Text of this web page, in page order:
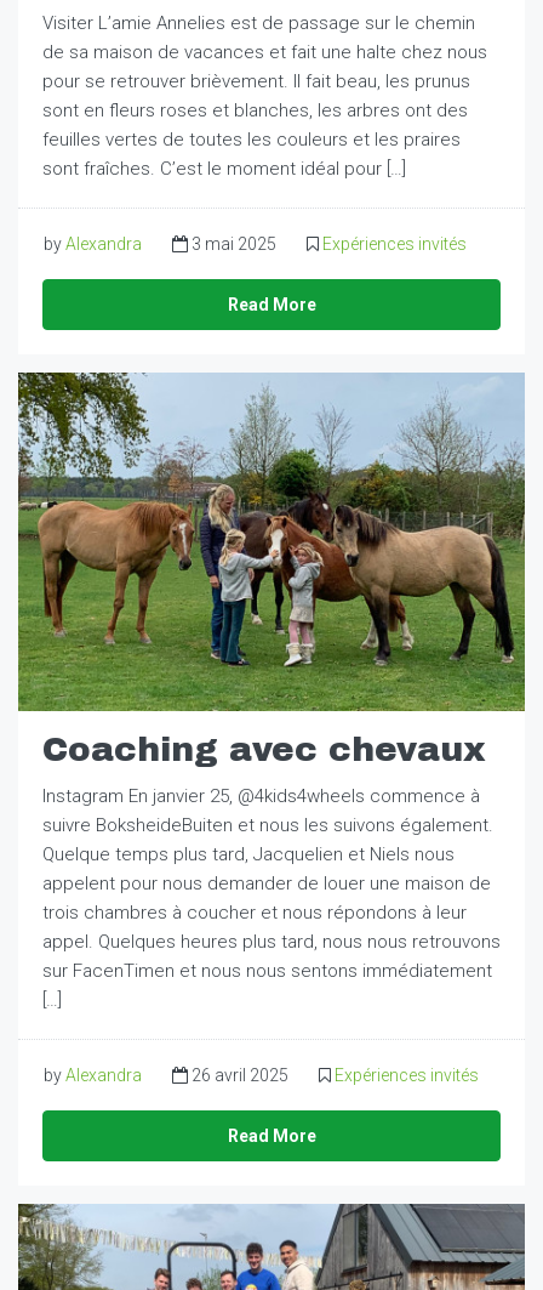
Visiter L’amie Annelies est de passage sur le chemin
de sa maison de vacances et fait une halte chez nous
pour se retrouver brièvement. Il fait beau, les prunus
sont en fleurs roses et blanches, les arbres ont des
feuilles vertes de toutes les couleurs et les praires
sont fraîches. C’est le moment idéal pour […]
byAlexandra 3 mai 2025 Expériences invités
Read More
Coaching avec chevaux
Instagram En janvier 25, @4kids4wheels commence à
suivre BoksheideBuiten et nous les suivons également.
Quelque temps plus tard, Jacquelien et Niels nous
appelent pour nous demander de louer une maison de
trois chambres à coucher et nous répondons à leur
appel. Quelques heures plus tard, nous nous retrouvons
sur FacenTimen et nous nous sentons immédiatement
[…]
byAlexandra 26 avril 2025 Expériences invités
Read More